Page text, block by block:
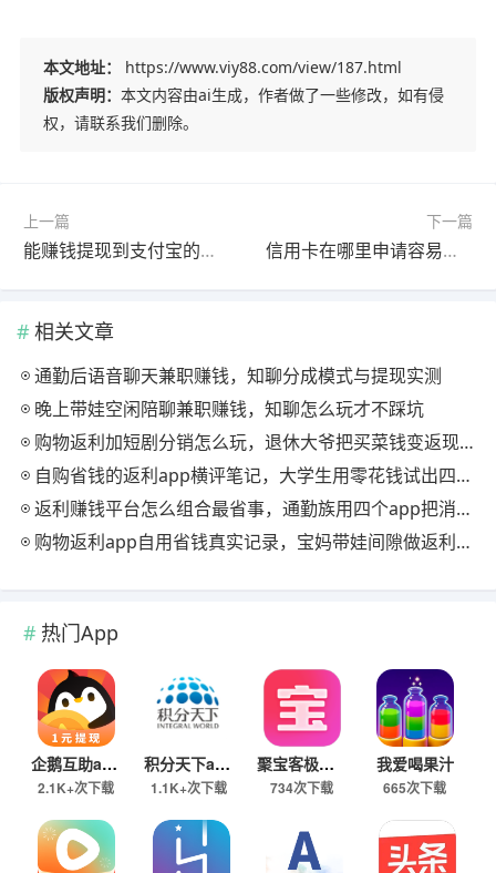
本文地址：
https://www.viy88.com/view/187.html
版权声明： 本文内容由ai生成，作者做了一些修改，如有侵
权，请联系我们删除。
上一篇
能赚钱提现到支付宝的软件有哪些？这三款app都能提现到支付宝
下一篇
信用卡在哪里申请容易通过？这个软件申请通过率最高
相关文章
通勤后语音聊天兼职赚钱，知聊分成模式与提现实测
晚上带娃空闲陪聊兼职赚钱，知聊怎么玩才不踩坑
购物返利加短剧分销怎么玩，退休大爷把买菜钱变返现的慢节奏法
自购省钱的返利app横评笔记，大学生用零花钱试出四款能提现的
返利赚钱平台怎么组合最省事，通勤族用四个app把消费变现金流
购物返利app自用省钱真实记录，宝妈带娃间隙做返利赚钱的日常
热门App
企鹅互助app
2.1K+次下载
积分天下app
1.1K+次下载
聚宝客极速版
734次下载
我爱喝果汁
665次下载